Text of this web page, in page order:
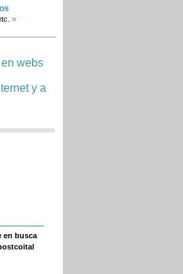
»
en busca